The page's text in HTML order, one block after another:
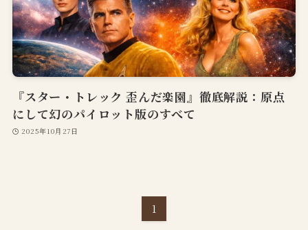
『スター・トレック 歪んだ楽園』徹底解説：原点
にして幻のパイロット版のすべて
2025年10月27日
1